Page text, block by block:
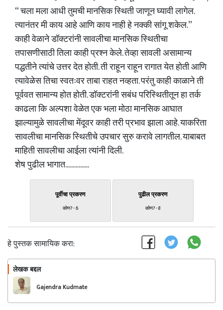
“ चला मला आधी तुमची मानसिक स्थिती जाणून घ्यावी लागेल.
त्यानंतर मी काय आहे आणि काय नाही हे नक्की सांगू शकेल.”
काही वेळाने डॉक्टरांनी सावलीचा मानसिक स्थितीचा
तपासणीसाठी तिला काही प्रश्न केले. तेव्हा सावली असामान्य
पद्धतीने त्यांचे उत्तर देत होती. ती राहून राहून रागात येत होती आणि
त्यावेळेस तिचा स्वतःवर ताबा राहत नव्हता. परंतु काही काळाने ती
पूर्ववत सामान्य होत होती. डॉक्टरांनी सबंध परिस्थितीतून हा तर्क
काढला कि अल्पशा वेळेत एक भला मोठा मानसिक आघात
झाल्यामुळे सावलीचा मेंदूवर काही तरी प्रभाव झाला आहे. याकरिता
सावलीचा मानसिक स्थितीचे उपचार सुरु करावे लागतील. याबाबत
माहिती सावलीचा आईला त्यांनी दिली.
शेष पुढील भागात................
पूर्वीचा प्रकरण
कोण? - 6
पुढील प्रकरण
कोण? - 8
हे पुस्तक सामायिक करा:
लेखक बद्दल
Gajendra Kudmate